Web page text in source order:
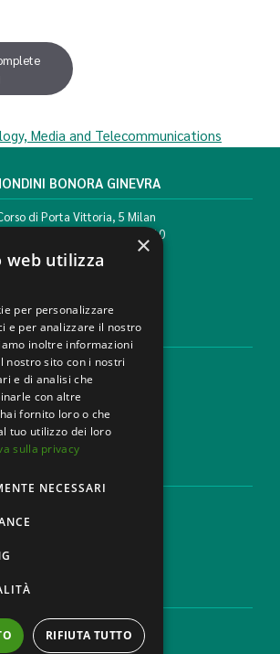
Media and Telecommunications
BONORA GINEVRA
di Porta Vittoria, 5 Milan
+39 02 777351 F. +39 02 784510
info@mbg.legal
LEGAL AREAS
Areas of expertise
Industries
Law firm
Contacts
Work with us
×
web utilizza
per personalizzare
e per analizzare il nostro
inoltre informazioni
nostro sito con i nostri
e di analisi che
con altre
fornito loro o che
tuo utilizzo dei loro
sulla privacy
NECESSARI
RIFIUTA TUTTO